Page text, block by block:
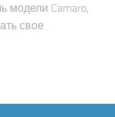
модели Camaro,
свое